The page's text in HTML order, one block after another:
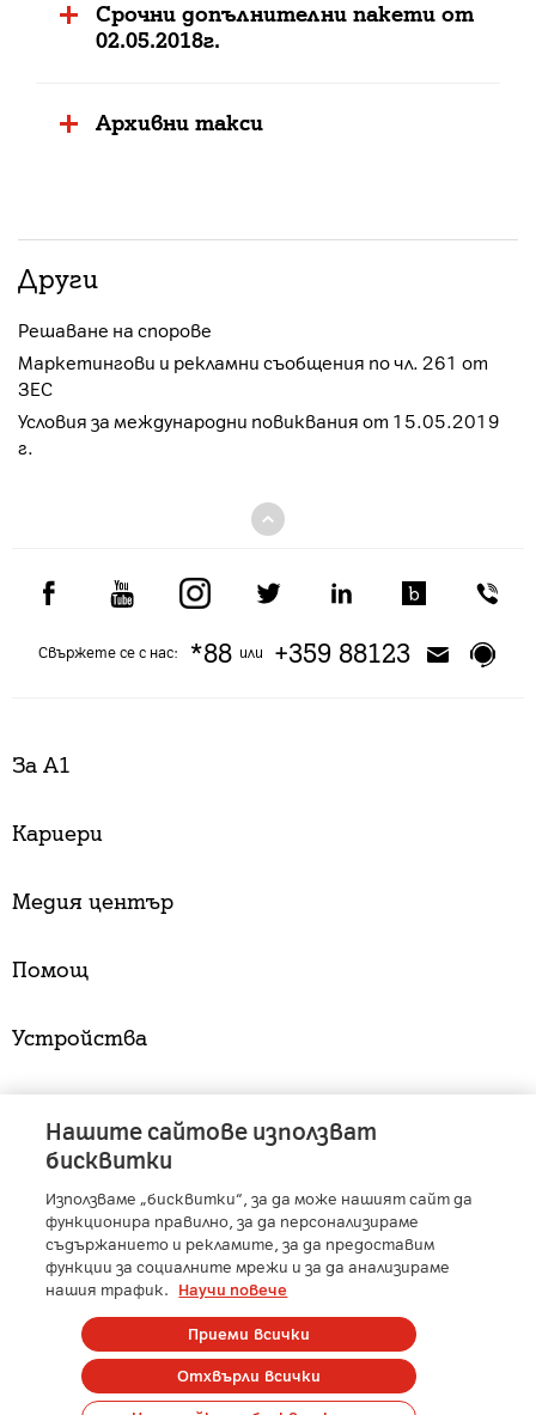
Срочни допълнителни пакети от
02.05.2018г.
Архивни такси
Други
Решаване на спорове
Маркетингови и рекламни съобщения по чл. 261 от
ЗЕС
Условия за международни повиквания от 15.05.2019
г.
Свържете се с нас: *88или +359 88123
За А1
Кариери
Медия център
Помощ
Устройства
A1 Austria - A1 Croatia - A1 Serbia - A1 Belarus
A1 Bulgaria
- A1 Macedonia - A1 Slovenia
A1 Digital
- Member of A1 Group
Copyright © 2025 А1 България. | Protected by reCAPTCHA
Сметка Общи условия Управление на лични данни
Нашите сайтове използват
бисквитки
Използваме „бисквитки“, за да може нашият сайт да
функционира правилно, за да персонализираме
съдържанието и рекламите, за да предоставим
функции за социалните мрежи и за да анализираме
нашия трафик.
Научи повече
Отхвърли всички
Приеми всички